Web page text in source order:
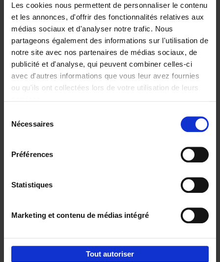
Les cookies nous permettent de personnaliser le contenu
et les annonces, d'offrir des fonctionnalités relatives aux
médias sociaux et d'analyser notre trafic. Nous
partageons également des informations sur l'utilisation de
notre site avec nos partenaires de médias sociaux, de
publicité et d'analyse, qui peuvent combiner celles-ci
avec d'autres informations que vous leur avez fournies
ou qu'ils ont collectées lors de votre utilisation de leurs
Nécessaires
Préférences
Statistiques
Marketing et contenu de médias intégré
Tout autoriser
Building Bonds = Building
Business
Jochen Roef Jozefien De Feyter
Carolien Boom
Couverture souple
2025 200
€29,99
Digital marketing like a PRO -
completely revised edition (EN)